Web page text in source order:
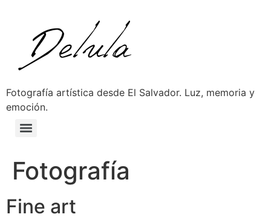
Fotografía artística desde El Salvador. Luz, memoria y
emoción.
Fotografía
Fine art